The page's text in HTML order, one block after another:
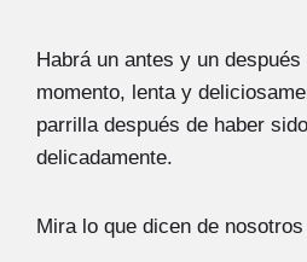
Habrá un antes y un
momento, lenta y
parrilla después de haber
delicadamente.
Mira lo que dicen de